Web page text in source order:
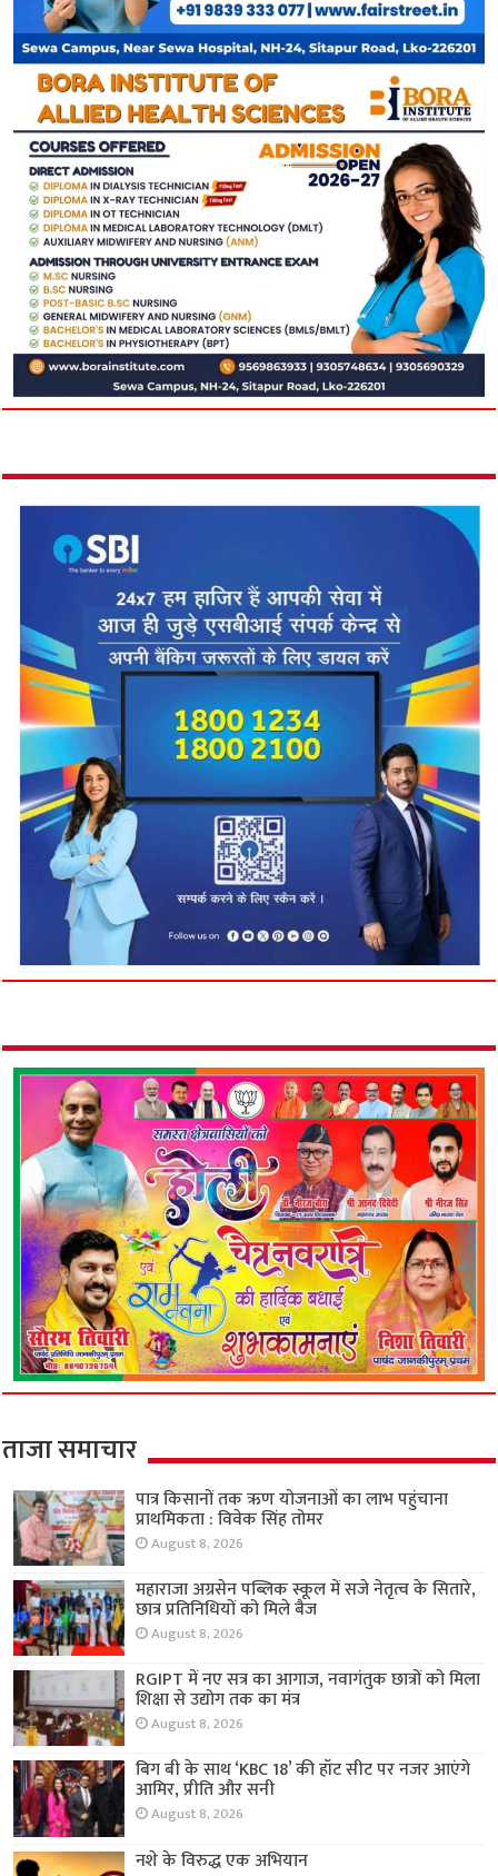
ताजा समाचार
पात्र किसानों तक ऋण योजनाओं का लाभ पहुंचाना
प्राथमिकता : विवेक सिंह तोमर
August 8, 2026
महाराजा अग्रसेन पब्लिक स्कूल में सजे नेतृत्व के सितारे,
छात्र प्रतिनिधियों को मिले बैज
August 8, 2026
RGIPT में नए सत्र का आगाज, नवागंतुक छात्रों को मिला
शिक्षा से उद्योग तक का मंत्र
August 8, 2026
बिग बी के साथ ‘KBC 18’ की हॉट सीट पर नजर आएंगे
आमिर, प्रीति और सनी
August 8, 2026
नशे के विरुद्ध एक अभियान